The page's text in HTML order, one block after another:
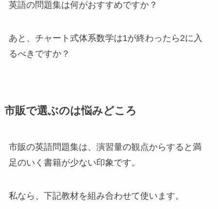
英語の問題集は何がおすすめですか？
あと、チャート式体系数学は1が終わったら2に入
るべきですか？
市販で選ぶのは悩みどころ
市販の英語問題集は、演習量の観点からすると満
足のいく書籍が少ない印象です。
私なら、下記教材を組み合わせて使います。